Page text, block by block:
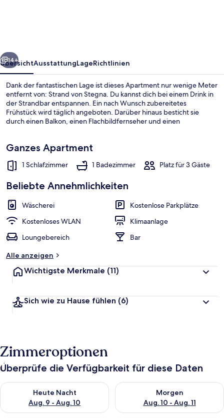
Meerblick
und
Private
Bay
Ferienhaus, 1 Schlafzimmer |
Weiter
14+
ÜbersichtAusstattungLageRichtlinien
Dank der fantastischen Lage ist dieses Apartment nur wenige Meter
entfernt von: Strand von Stegna. Du kannst dich bei einem Drink in
der Strandbar entspannen. Ein nach Wunsch zubereitetes
Frühstück wird täglich angeboten. Darüber hinaus besticht sie
durch einen Balkon, einen Flachbildfernseher und einen
Ganzes Apartment
1 Schlafzimmer 1 Badezimmer Platz für 3 Gäste
Beliebte Annehmlichkeiten
Wäscherei
Kostenlose Parkplätze
Kostenloses WLAN
Klimaanlage
Loungebereich
Bar
Alle anzeigen
Wichtigste Merkmale (11)
Sich wie zu Hause fühlen (6)
Zimmeroptionen
Überprüfe die Verfügbarkeit für diese Daten
Heute Nacht
Aug. 9 - Aug. 10
Überprüfe die Verfügbarkeit für heute Nacht, Aug. 9 - Aug.
Morgen
Aug. 10 - Aug. 11
Überprüfe die Verfügbarkeit